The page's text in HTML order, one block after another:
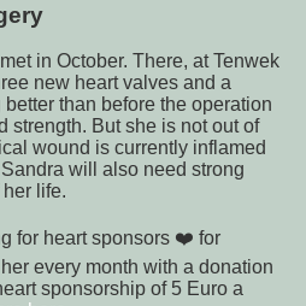
in October. There, at Tenwek
new heart valves and a
than before the operation
strength. But she is not out of
wound is currently inflamed
will also need strong
life.
for heart sponsors ❤️ for
every month with a donation
sponsorship of 5 Euro a